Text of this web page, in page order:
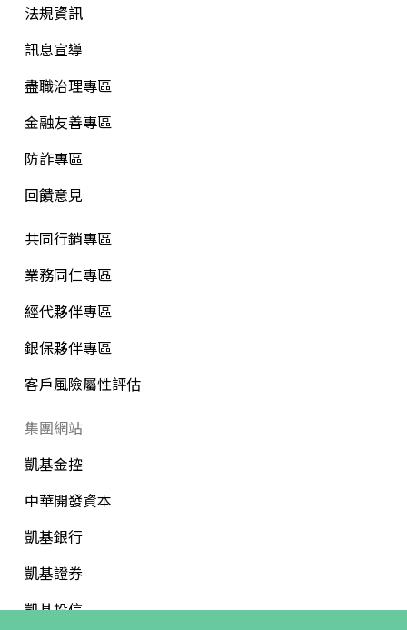
法規資訊
訊息宣導
盡職治理專區
金融友善專區
防詐專區
回饋意見
共同行銷專區
業務同仁專區
經代夥伴專區
銀保夥伴專區
客戶風險屬性評估
集團網站
凱基金控
中華開發資本
凱基銀行
凱基證券
凱基投信